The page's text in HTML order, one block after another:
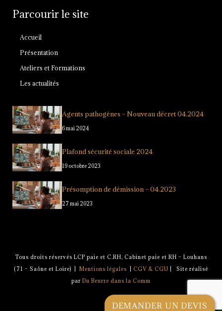
DEMANDER UN DEVIS
Parcourir le site
Accueil
Présentation
Ateliers et Formations
Les actualités
Agents pathogènes – Nouveau décret 04.2024
6 mai 2024
Plafond sécurité sociale 2024
19 octobre 2023
Présomption de démission – 04.2023
27 mai 2023
Tous droits réservés LCP paie et C.RH, Cabinet paie et RH – Louhans
(71 – Saône et Loire) | Mentions légales | CGV & CGU | Site réalisé
par Du Beurre dans la Comm
DEMANDER UN DEVIS